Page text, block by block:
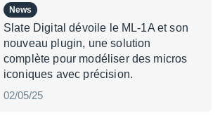
News
Slate Digital dévoile le ML‑1A et son
nouveau plugin, une solution
complète pour modéliser des micros
iconiques avec précision.
02/05/25